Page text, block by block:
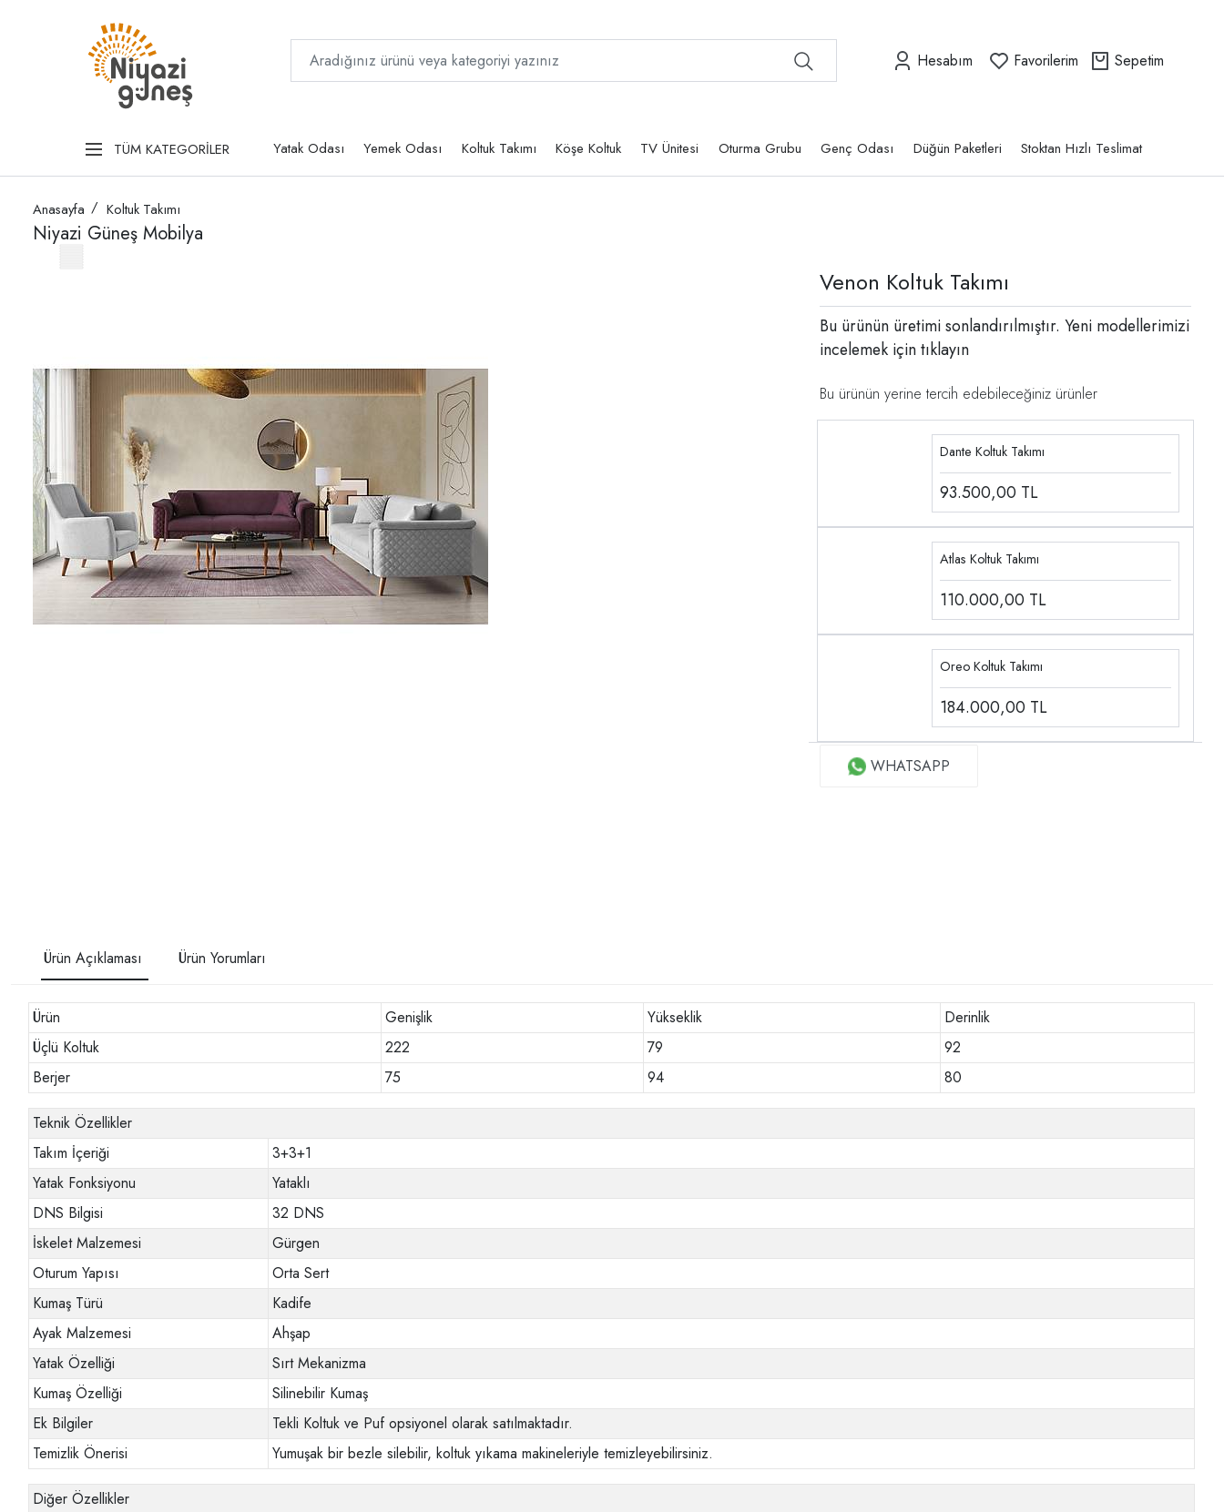
Hesabım Favorilerim Sepetim
TÜM KATEGORİLER Yatak Odası Yemek Odası Koltuk Takımı Köşe Koltuk TV Ünitesi Oturma Grubu Genç Odası Düğün Paketleri Stoktan Hızlı Teslimat
Anasayfa Koltuk Takımı
Niyazi Güneş Mobilya
Venon Koltuk Takımı
Bu ürünün üretimi sonlandırılmıştır. Yeni modellerimizi
incelemek içintıklayın
Bu ürünün yerine tercih edebileceğiniz ürünler
Dante Koltuk Takımı
93.500,00 TL
Atlas Koltuk Takımı
110.000,00 TL
Oreo Koltuk Takımı
184.000,00 TL
WHATSAPP
Ürün Açıklaması Ürün Yorumları
Ürün Genişlik Yükseklik
Derinlik
Üçlü Koltuk
222 79
92
Berjer
75 94 80
Teknik Özellikler
Takım İçeriği
3+3+1
Yatak Fonksiyonu
Yataklı
DNS Bilgisi
32 DNS
İskelet Malzemesi
Gürgen
Oturum Yapısı
Orta Sert
Kumaş Türü
Kadife
Ayak Malzemesi
Ahşap
Yatak Özelliği
Sırt Mekanizma
Kumaş Özelliği
Silinebilir Kumaş
Ek Bilgiler
Tekli Koltuk ve Puf opsiyonel olarak satılmaktadır.
Temizlik Önerisi
Yumuşak bir bezle silebilir, koltuk yıkama makineleriyle temizleyebilirsiniz.
Diğer Özellikler